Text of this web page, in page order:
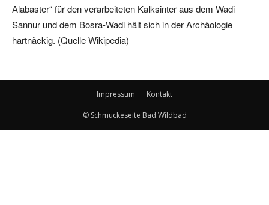
Alabaster“ für den verarbeiteten Kalksinter aus dem Wadi
Sannur und dem Bosra-Wadi hält sich in der Archäologie
hartnäckig. (Quelle Wikipedia)
Impressum Kontakt
© Schmuckeseite Bad Wildbad